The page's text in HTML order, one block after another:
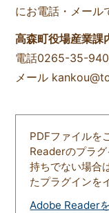
にお電話・メール
高森町役場産業
電話0265-35-
メール
PDFファイルを
Readerのプラ
持ちでない場合
たプラグインを
Adobe Reader